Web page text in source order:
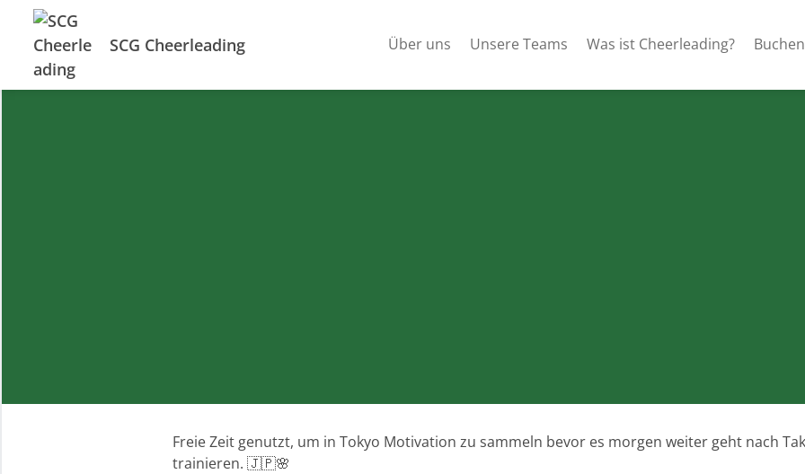
SCG Cheerleading Über uns Unsere Teams Was ist Cheerleading? Buchen
Freie Zeit genutzt, um in Tokyo Motivation zu sammeln bevor es morgen weiter geht nach
trainieren. 🇯🇵🌸